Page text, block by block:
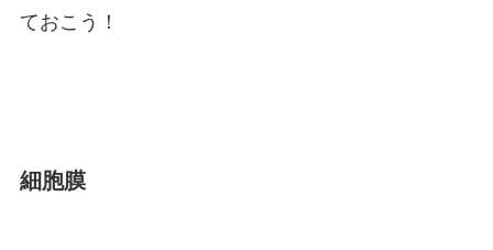
ておこう！
細胞膜